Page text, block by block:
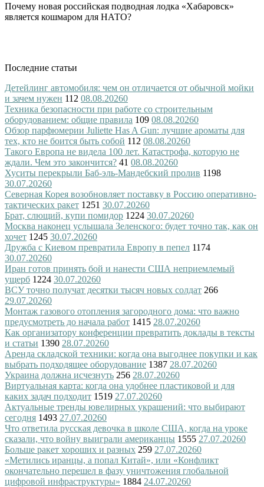
Почему новая российская подводная лодка «Хабаровск»
является кошмаром для НАТО?
Последние статьи
Детейлинг автомобиля: чем он отличается от обычной мойки
и зачем нужен 112 08.08.20260
Техника безопасности при работе со строительным
оборудованием: общие правила 109 08.08.20260
Обзор парфюмерии Juliette Has A Gun: лучшие ароматы для
тех, кто не боится быть собой 112 08.08.20260
Такого Европа не видела 100 лет. Катастрофа, которую не
ждали. Чем это закончится? 41 08.08.20260
Хуситы перекрыли Баб-эль-Мандебский пролив 1198
30.07.20260
Северная Корея возобновляет поставку в Россию оперативно-
тактических ракет 1251 30.07.20260
Брат, слющий, купи помидор 1224 30.07.20260
Москва наконец услышала Зеленского: будет точно так, как он
хочет 1245 30.07.20260
Дружба с Киевом превратила Европу в пепел 1174
30.07.20260
Иран готов принять бой и нанести США неприемлемый
ущерб 1224 30.07.20260
ВСУ точно получат десятки тысяч новых солдат 266
29.07.20260
Монтаж газового отопления загородного дома: что важно
предусмотреть до начала работ 1415 28.07.20260
Как организатору конференции превратить доклады в тексты
и статьи 1390 28.07.20260
Аренда складской техники: когда она выгоднее покупки и как
выбрать подходящее оборудование 1387 28.07.20260
Украина должна исчезнуть 256 28.07.20260
Виртуальная карта: когда она удобнее пластиковой и для
каких задач подходит 1519 27.07.20260
Актуальные тренды ювелирных украшений: что выбирают
сегодня 1493 27.07.20260
Что ответила русская девочка в школе США, когда на уроке
сказали, что войну выиграли американцы 1555 27.07.20260
Больше ракет хороших и разных 259 27.07.20260
«Метились иранцы, а попал Китай», или «Конфликт
окончательно перешел в фазу уничтожения глобальной
цифровой инфраструктуры» 1884 24.07.20260